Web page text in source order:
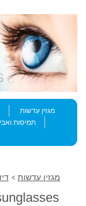
Menu
Skip to content
מגזין עדשות
תמיסות
מגזין עדשות >